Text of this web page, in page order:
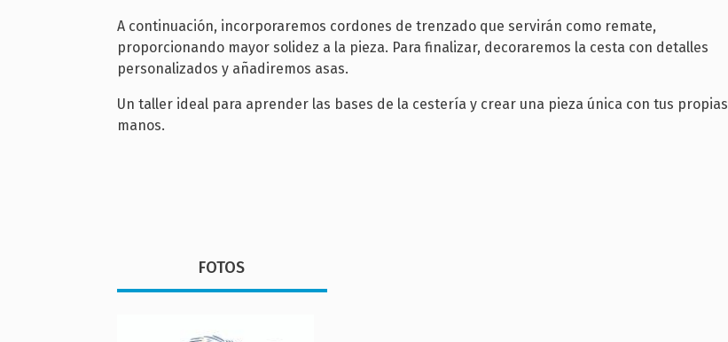
A continuación, incorporaremos cordones de trenzado que servirán como remate,
proporcionando mayor solidez a la pieza. Para finalizar, decoraremos la cesta con detalles
personalizados y añadiremos asas.
Un taller ideal para aprender las bases de la cestería y crear una pieza única con tus propias
manos.
FOTOS